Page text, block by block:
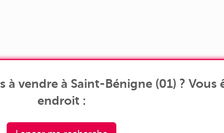
vendre à Saint-Bénigne (01) ? Vous
endroit :